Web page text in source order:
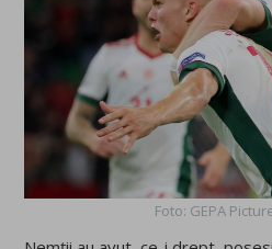
Foto: GEPA